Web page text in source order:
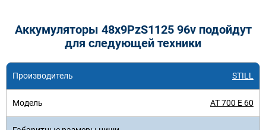
Аккумуляторы 48x9PzS1125 96v подойдут
для следующей техники
STILL
AT 700 E 60